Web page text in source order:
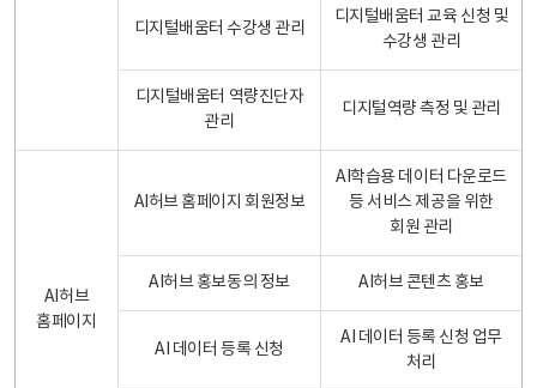
디지털배움터 수강생 관리
디지털배움터 교육 신청 및
수강생 관리
디지털배움터 역량진단자
관리
디지털역량 측정 및 관리
AI허브
홈페이지
AI허브 홈페이지 회원정보
AI학습용 데이터 다운로드
등 서비스 제공을 위한
회원 관리
AI허브 홍보동의 정보 AI허브 콘텐츠 홍보
AI 데이터 등록 신청
AI 데이터 등록 신청 업무
처리